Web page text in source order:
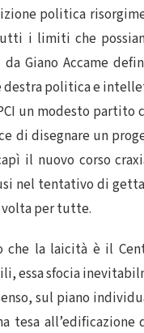
politica
i limiti che
Giano Accame
politica e
un modesto
di disegnare un
il nuovo corso
nel tentativo di
volta per tutte.
che la laicità è il
essa sfocia
sul piano
tesa